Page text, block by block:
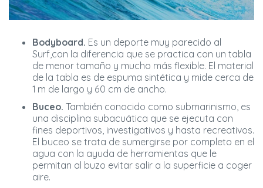
Bodyboard. Es un deporte muy parecido al
Surf,con la diferencia que se practica con un tabla
de menor tamaño y mucho más flexible. El material
de la tabla es de espuma sintética y mide cerca de
1 m de largo y 60 cm de ancho.
Buceo. También conocido como submarinismo, es
una disciplina subacuática que se ejecuta con
fines deportivos, investigativos y hasta recreativos.
El buceo se trata de sumergirse por completo en el
agua con la ayuda de herramientas que le
permitan al buzo evitar salir a la superficie a coger
aire.